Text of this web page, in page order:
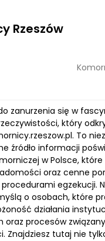
Rzeszów
zanurzenia się w
który
To
źródło informacji
w Polsce,
oraz cenne
egzekucji.
o osobach, które
działania
oraz procesów
Znajdziesz tutaj nie